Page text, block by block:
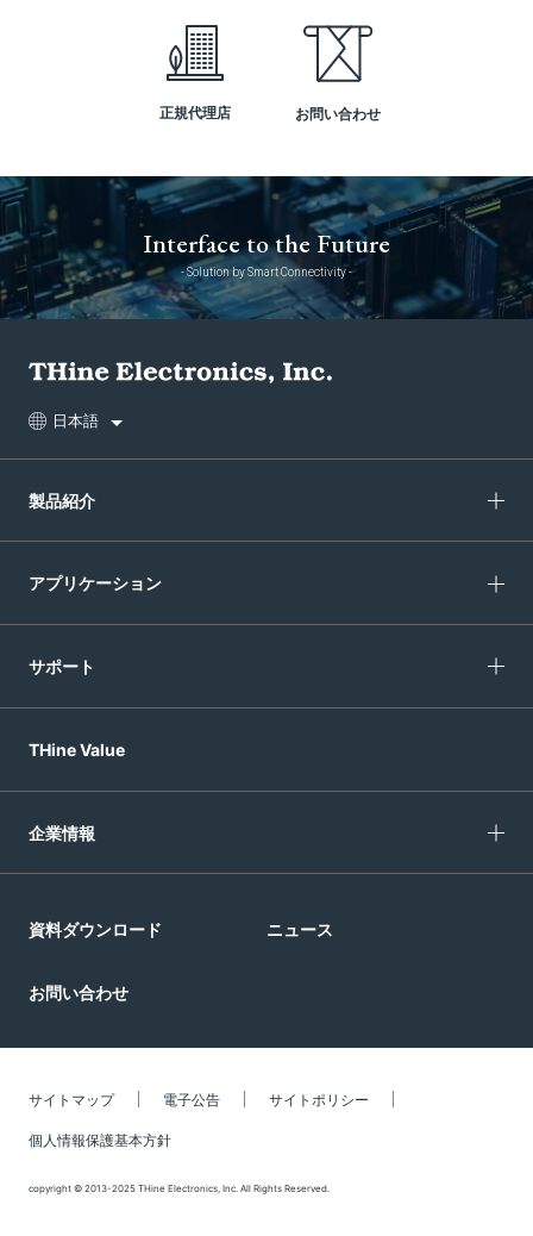
正規代理店 お問い合わせ
Interface to the Future
- Solution by Smart Connectivity -
日本語
製品紹介
アプリケーション
サポート
THine Value
企業情報
資料ダウンロード ニュース
お問い合わせ
サイトマップ 電子公告 サイトポリシー
個人情報保護基本方針
copyright © 2013-2025 THine Electronics, Inc. All Rights Reserved.